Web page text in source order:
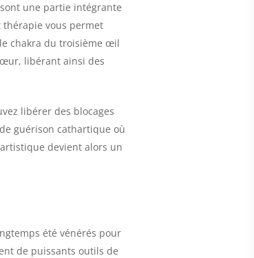
une partie intégrante
thérapie vous permet
chakra du troisième œil
libérant ainsi des
libérer des blocages
guérison cathartique où
devient alors un
été vénérés pour
de puissants outils de